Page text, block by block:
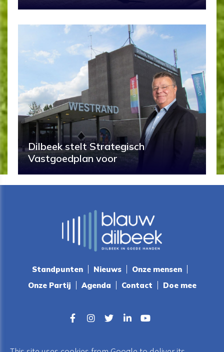
Dilbeek stelt Strategisch
Vastgoedplan voor
Standpunten Nieuws
Onze mensen
Onze Partij
Agenda Contact Doe mee